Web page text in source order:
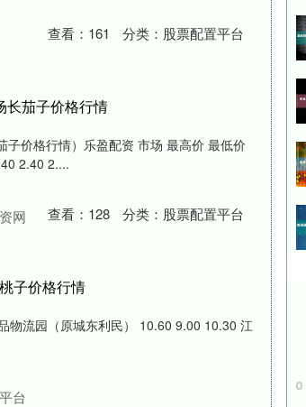
查看： 161 分类： 股票配置平台
长茄子价格行情
子价格行情）乐盈配资 市场 最高价 最低价
2.40 2....
网 查看： 128 分类： 股票配置平台
子价格行情
物流园（原城东利民） 10.60 9.00 10.30 江
台